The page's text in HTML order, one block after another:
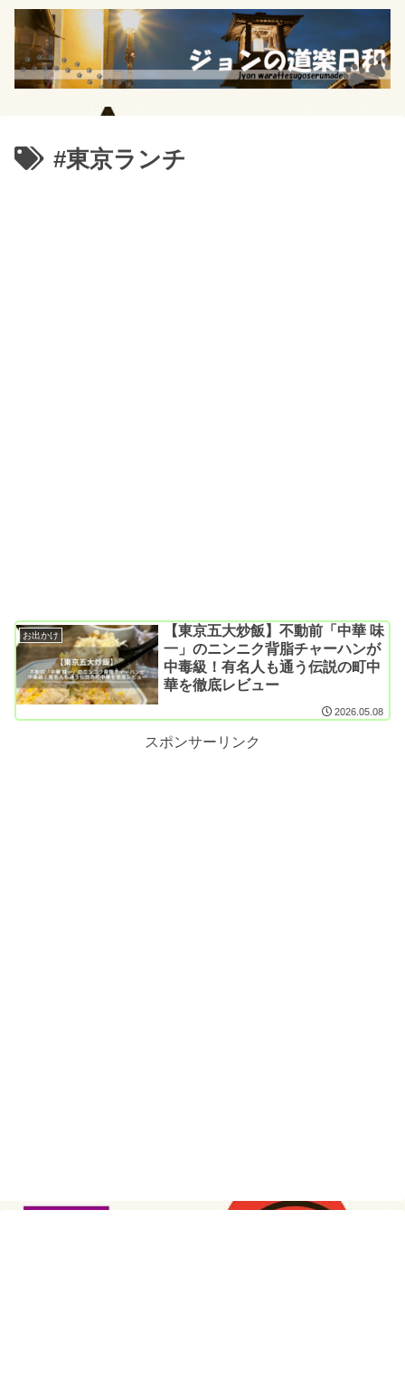
#東京ランチ
お出かけ
【東京五大炒飯】不動前「中華 味
一」のニンニク背脂チャーハンが
中毒級！有名人も通う伝説の町中
華を徹底レビュー
2026.05.08
スポンサーリンク